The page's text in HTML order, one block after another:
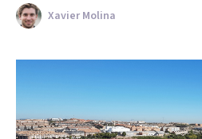
Xavier Molina